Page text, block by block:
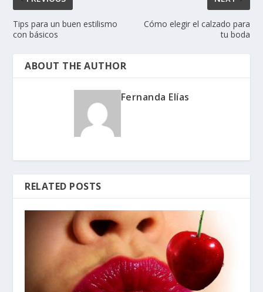
Tips para un buen estilismo
con básicos
Cómo elegir el calzado para
tu boda
ABOUT THE AUTHOR
Fernanda Elías
RELATED POSTS